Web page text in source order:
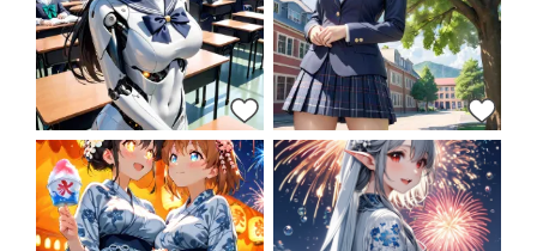
20 18